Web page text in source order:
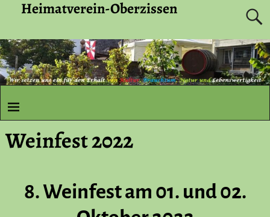
Heimatverein-Oberzissen
Weinfest 2022
8. Weinfest am 01. und 02.